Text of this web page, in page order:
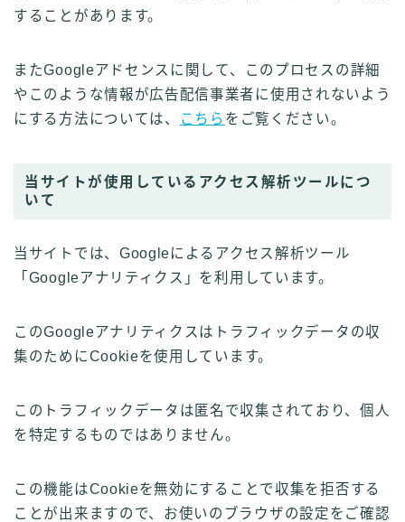
することがあります。
またGoogleアドセンスに関して、このプロセスの詳細
やこのような情報が広告配信事業者に使用されないよう
にする方法については、
こちら をご覧ください。
当サイトが使用しているアクセス解析ツールにつ
いて
当サイトでは、Googleによるアクセス解析ツール
「Googleアナリティクス」を利用しています。
このGoogleアナリティクスはトラフィックデータの収
集のためにCookieを使用しています。
このトラフィックデータは匿名で収集されており、個人
を特定するものではありません。
この機能はCookieを無効にすることで収集を拒否する
ことが出来ますので、お使いのブラウザの設定をご確認